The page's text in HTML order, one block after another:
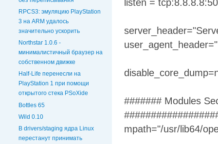
RPCS3: эмуляцию PlayStation
3 на ARM удалось
значительно ускорить
Northstar 1.0.6 -
минималистичный браузер на
собственном движке
Half-Life перенесли на
PlayStation 1 при помощи
открытого стека PSoXide
Bottles 65
Wild 0.10
В drivers/staging ядра Linux
перестанут принимать
listen =
####### Modules
mpath="/usr/lib64/